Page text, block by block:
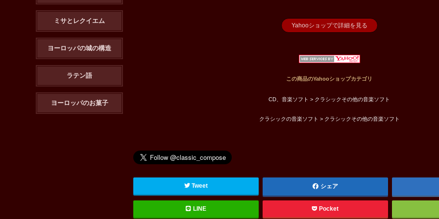
Yahooショップで詳細を見る
この商品のYahooショップカテゴリ
CD、音楽ソフト > クラシックその他の音楽ソフト
クラシックの音楽ソフト > クラシックその他の音楽ソフト
Tweet シェア
LINE Pocket
ミサとレクイエム
ヨーロッパの城の構造
ラテン語
ヨーロッパのお菓子